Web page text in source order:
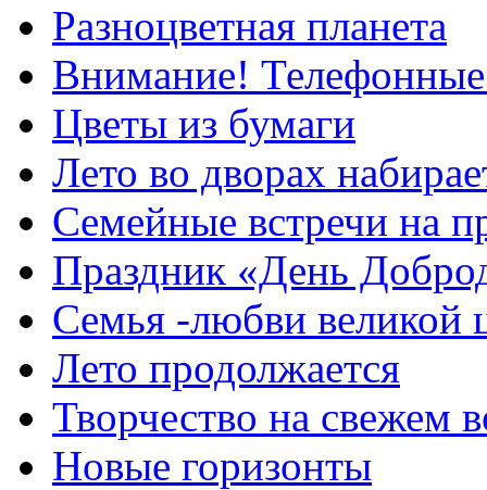
Разноцветная планета
Внимание!
Цветы из бумаги
Лето во дворах
Семейные встречи на
Праздник «День
Семья -любви великой
Лето продолжается
Творчество на свежем
Новые горизонты